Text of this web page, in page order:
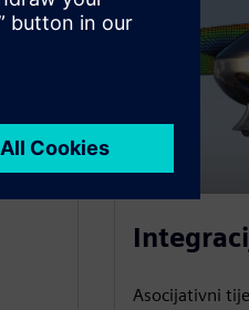
Asocijativni